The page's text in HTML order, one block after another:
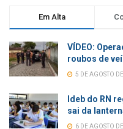
Em Alta
VÍDEO:
roubos de
5 DE AGOSTO
Ideb do RN
sai da
6 DE AGOSTO